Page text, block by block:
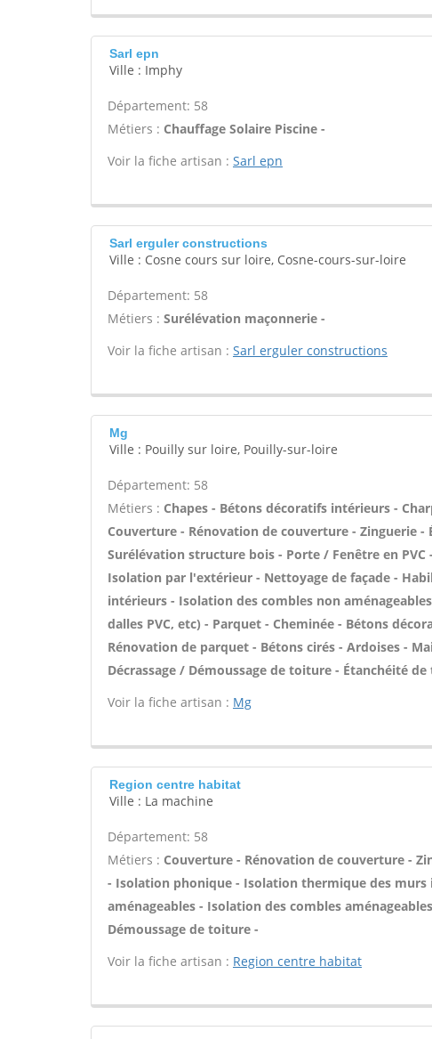
Sarl epn
Ville : Imphy
Département: 58
Métiers : Chauffage Solaire Piscine -
Voir la fiche artisan : Sarl epn
Sarl erguler constructions
Ville : Cosne cours sur loire, Cosne-cours-sur-loire
Département: 58
Métiers : Surélévation maçonnerie -
Voir la fiche artisan : Sarl erguler constructions
Mg
Ville : Pouilly sur loire, Pouilly-sur-loire
Département: 58
Métiers : Chapes - Bétons décoratifs intérieurs -
Couverture - Rénovation de couverture - Zinguerie
Surélévation structure bois - Porte / Fenêtre en
Isolation par l'extérieur - Nettoyage de façade -
intérieurs - Isolation des combles non
dalles PVC, etc) - Parquet - Cheminée - Bétons
Rénovation de parquet - Bétons cirés - Ardoises -
Décrassage / Démoussage de toiture - Étanchéité
Voir la fiche artisan : Mg
Region centre habitat
Ville : La machine
Département: 58
Métiers : Couverture - Rénovation de couverture -
- Isolation phonique - Isolation thermique des
aménageables - Isolation des combles
Démoussage de toiture -
Voir la fiche artisan : Region centre habitat